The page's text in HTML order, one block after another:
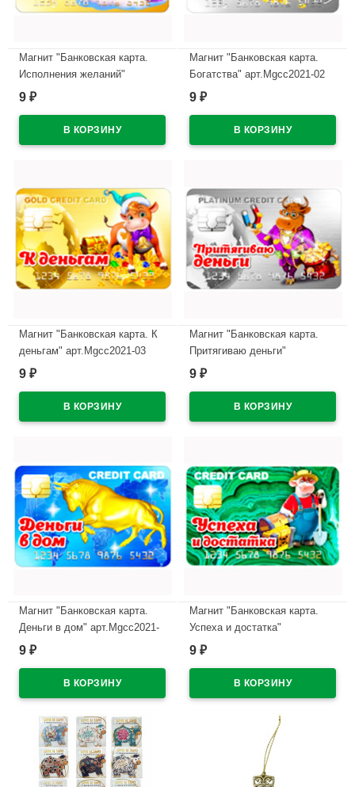
Магнит "Банковская карта.
Исполнения желаний"
арт.Mgcc2021-01
9 ₽
Магнит "Банковская карта.
Богатства" арт.Mgcc2021-02
9 ₽
Магнит "Банковская карта. К
деньгам" арт.Mgcc2021-03
9 ₽
Магнит "Банковская карта.
Притягиваю деньги"
арт.Mgcc2021-04
9 ₽
Магнит "Банковская карта.
Деньги в дом" арт.Mgcc2021-
05
9 ₽
Магнит "Банковская карта.
Успеха и достатка"
арт.Mgcc2021-06
9 ₽